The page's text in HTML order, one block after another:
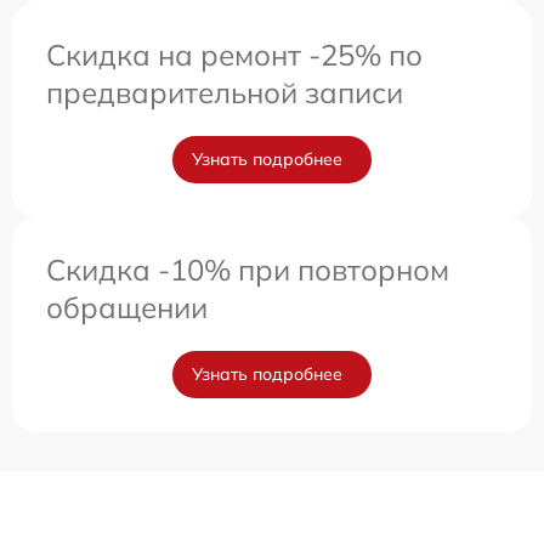
Скидка на ремонт -25% по
предварительной записи
Узнать подробнее
Скидка -10% при повторном
обращении
Узнать подробнее